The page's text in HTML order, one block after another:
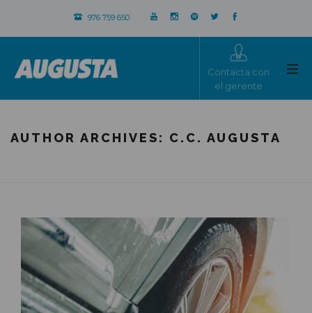
976 759 650
Contacta con
el gerente
AUTHOR ARCHIVES: C.C. AUGUSTA